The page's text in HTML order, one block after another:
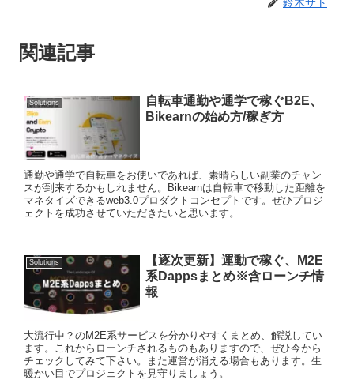
関連記事
Solutions
自転車通勤や通学で稼ぐB2E、
Bikearnの始め方/稼ぎ方
通勤や通学で自転車をお使いであれば、素晴らしい副業のチャン
スが到来するかもしれません。Bikearnは自転車で移動した距離を
マネタイズできるweb3.0プロダクトコンセプトです。ぜひプロジ
ェクトを成功させていただきたいと思います。
Solutions
【逐次更新】運動で稼ぐ、M2E
系Dappsまとめ※含ローンチ情
報
大流行中？のM2E系サービスを分かりやすくまとめ、解説してい
ます。これからローンチされるものもありますので、ぜひ今から
チェックしてみて下さい。また運営が消える場合もあります。生
暖かい目でプロジェクトを見守りましょう。